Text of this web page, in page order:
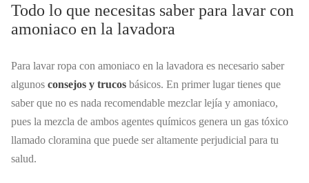
Todo lo que necesitas saber para lavar con
amoniaco en la lavadora
Para lavar ropa con amoniaco en la lavadora es necesario saber
algunos consejos y trucos básicos. En primer lugar tienes que
saber que no es nada recomendable mezclar lejía y amoniaco,
pues la mezcla de ambos agentes químicos genera un gas tóxico
llamado cloramina que puede ser altamente perjudicial para tu
salud.